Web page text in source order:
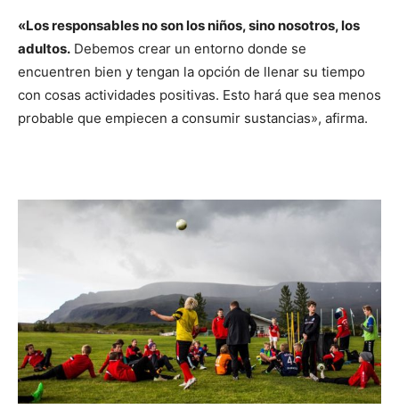
«Los responsables no son los niños, sino nosotros, los
adultos. Debemos crear un entorno donde se
encuentren bien y tengan la opción de llenar su tiempo
con cosas actividades positivas. Esto hará que sea menos
probable que empiecen a consumir sustancias», afirma.